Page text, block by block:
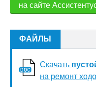
на сайте
ФАЙЛЫ
Скачать
на ремонт